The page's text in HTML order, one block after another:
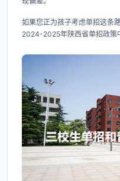
如果您正为孩子考虑单招这条
2024-2025年陕西省单招政策